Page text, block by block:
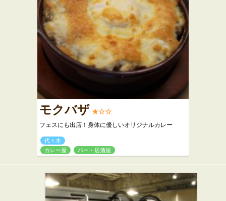
モクバザ ★☆☆
フェスにも出店！身体に優しいオリジナルカレー
代々木
カレー屋
バー・居酒屋